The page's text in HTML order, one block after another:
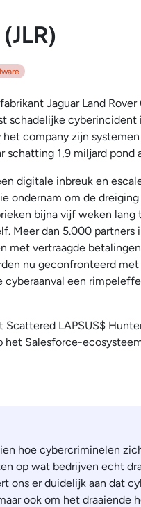
Jaguar Land
schadelijke cyberincident
het company zijn
1,9 miljard pond
digitale inbreuk en
ondernam om de
bijna vijf weken lang
Meer dan 5.000
met vertraagde
nu geconfronteerd
een
LAPSUS$
Salesforce-
hoe cybercriminelen
op wat bedrijven echt
ons er duidelijk aan dat
ook om het draaiende